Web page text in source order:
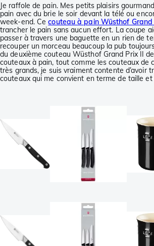
Je raffole de pain. Mes petits plaisirs
pain avec du brie le soir devant la télé ou
week-end. Cecouteau à pain Wüsthof Grand
trancher le pain sans aucun effort. La coupe
passer à travers une baguette en un rien de
recouper un morceau beaucoup la pub
du deuxième couteau Wüsthof Grand Prix II
couteaux à pain, tout comme les couteaux de
très grands, je suis vraiment contente d’avoir
couteaux qui me convient en terme de taille et